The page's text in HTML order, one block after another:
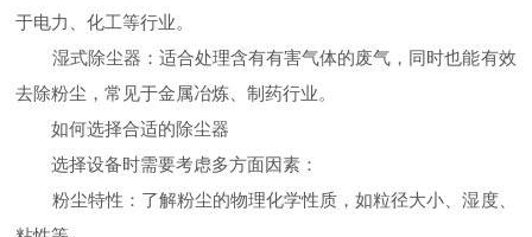
于电力、化工等行业。
湿式除尘器：适合处理含有有害气体的废气，同时也能有效
去除粉尘，常见于金属冶炼、制药行业。
如何选择合适的除尘器
选择设备时需要考虑多方面因素：
粉尘特性：了解粉尘的物理化学性质，如粒径大小、湿度、